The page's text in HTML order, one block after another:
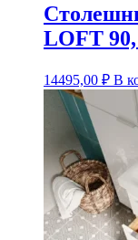
LOFT
14495,00 ₽ В